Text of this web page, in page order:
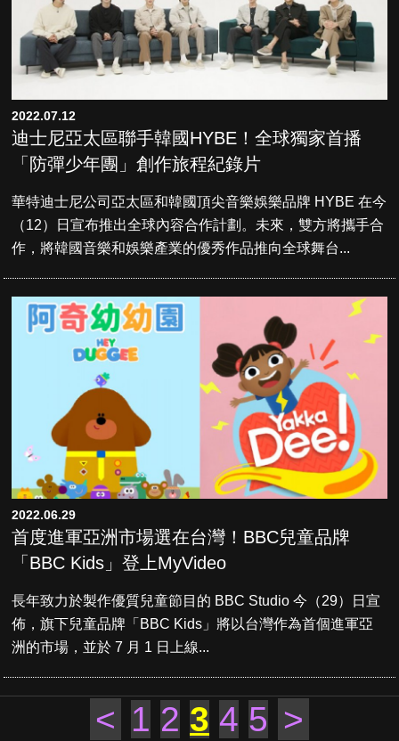
2022.07.12
迪士尼亞太區聯手韓國HYBE！全球獨家首播
「防彈少年團」創作旅程紀錄片
華特迪士尼公司亞太區和韓國頂尖音樂娛樂品牌 HYBE 在今
（12）日宣布推出全球內容合作計劃。未來，雙方將攜手合
作，將韓國音樂和娛樂產業的優秀作品推向全球舞台...
2022.06.29
首度進軍亞洲市場選在台灣！BBC兒童品牌
「BBC Kids」登上MyVideo
長年致力於製作優質兒童節目的 BBC Studio 今（29）日宣
佈，旗下兒童品牌「BBC Kids」將以台灣作為首個進軍亞
洲的市場，並於 7 月 1 日上線...
< 1 2 3 4 5 >